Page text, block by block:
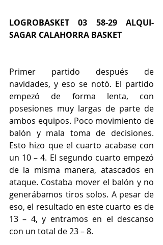
LOGROBASKET 03 58-29 ALQUI-
SAGAR CALAHORRA BASKET
Primer partido después de
navidades, y eso se notó. El partido
empezó de forma lenta, con
posesiones muy largas de parte de
ambos equipos. Poco movimiento de
balón y mala toma de decisiones.
Esto hizo que el cuarto acabase con
un 10 – 4. El segundo cuarto empezó
de la misma manera, atascados en
ataque. Costaba mover el balón y no
generábamos tiros solos. A pesar de
eso, el resultado en este cuarto es de
13 – 4, y entramos en el descanso
con un total de 23 – 8.